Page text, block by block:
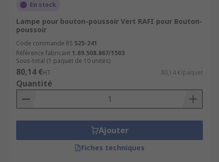
En stock
Lampe pour bouton-poussoir Vert RAFI pour Bouton-
poussoir
Code commande RS 525-241
Référence fabricant 1.69.508.867/1503
Sous-total (1 paquet de 10 unités)
80,14 €HT 80,14 €/paquet
Quantité
Ajouter
Fiches techniques